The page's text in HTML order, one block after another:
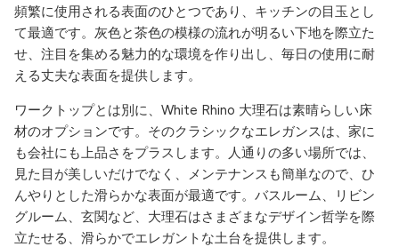
頻繁に使用される表面のひとつであり、キッチンの目玉とし
て最適です。灰色と茶色の模様の流れが明るい下地を際立た
せ、注目を集める魅力的な環境を作り出し、毎日の使用に耐
える丈夫な表面を提供します。
ワークトップとは別に、White Rhino 大理石は素晴らしい床
材のオプションです。そのクラシックなエレガンスは、家に
も会社にも上品さをプラスします。人通りの多い場所では、
見た目が美しいだけでなく、メンテナンスも簡単なので、ひ
んやりとした滑らかな表面が最適です。バスルーム、リビン
グルーム、玄関など、大理石はさまざまなデザイン哲学を際
立たせる、滑らかでエレガントな土台を提供します。